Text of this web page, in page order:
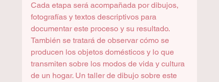
Cada etapa será acompañada por dibujos,
fotografías y textos descriptivos para
documentar este proceso y su resultado.
También se tratará de observar cómo se
producen los objetos domésticos y lo que
transmiten sobre los modos de vida y cultura
de un hogar. Un taller de dibujo sobre este